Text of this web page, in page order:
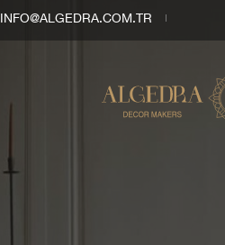
INFO@ALGEDRA.COM.TR